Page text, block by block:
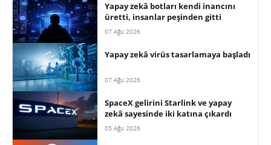
Yapay zekâ botları kendi inancını
üretti, insanlar peşinden gitti
07 Ağu 2026
Yapay zekâ virüs tasarlamaya başladı
07 Ağu 2026
SpaceX gelirini Starlink ve yapay
zekâ sayesinde iki katına çıkardı
05 Ağu 2026